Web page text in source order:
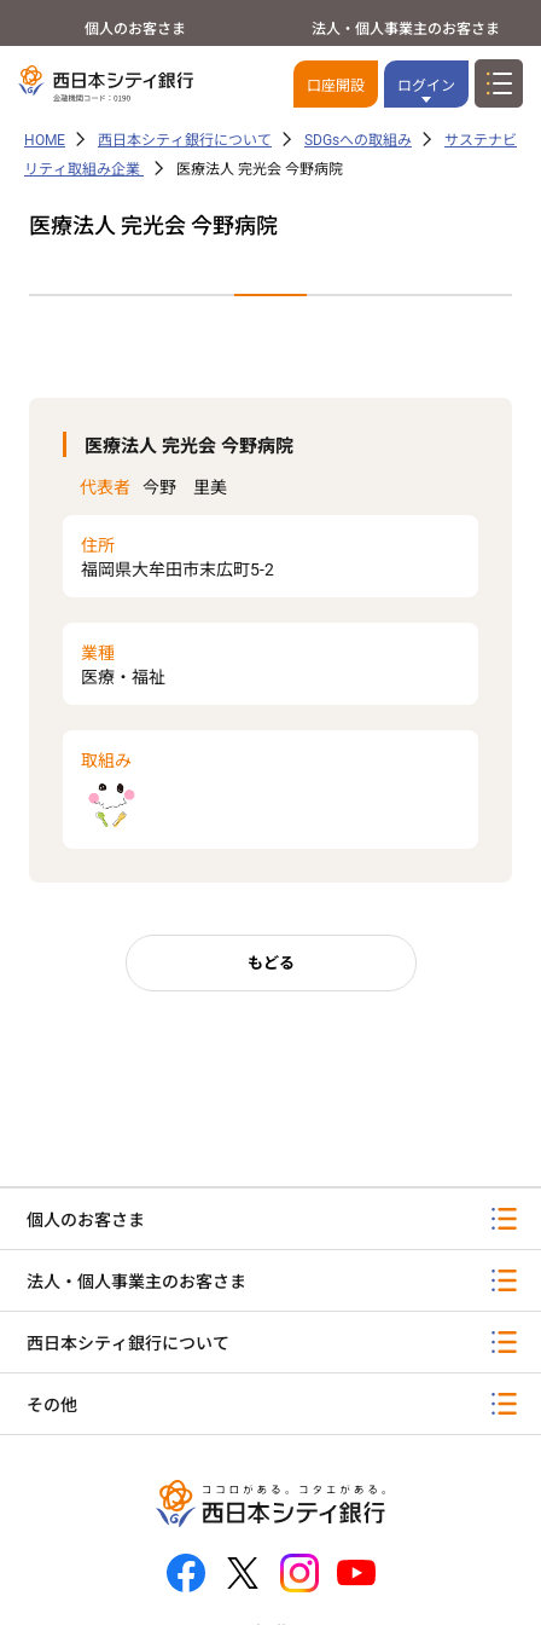
個人のお客さま 法人・個人事業主のお客さま
口座開設 ログイン
HOME 西日本シティ銀行について SDGsへの取組み
サステナビ
リティ取組み企業
医療法人 完光会 今野病院
医療法人 完光会 今野病院
医療法人 完光会 今野病院
代表者 今野 里美
住所
福岡県大牟田市末広町5-2
業種
医療・福祉
取組み
もどる
個人のお客さま
法人・個人事業主のお客さま
西日本シティ銀行について
その他